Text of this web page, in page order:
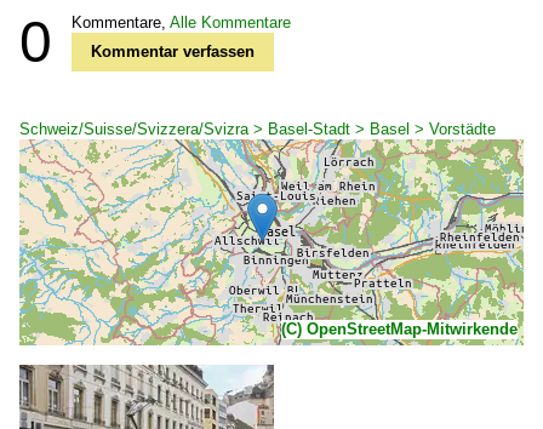
0 Kommentare, Alle Kommentare
Kommentar verfassen
Schweiz/Suisse/Svizzera/Svizra > Basel-Stadt > Basel > Vorstädte
(C) OpenStreetMap-Mitwirkende